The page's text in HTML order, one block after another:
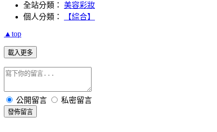
全站分類： 美容彩妝
個人分類：
【綜合】
▲top
載入更多
公開留言 私密留言
發佈留言